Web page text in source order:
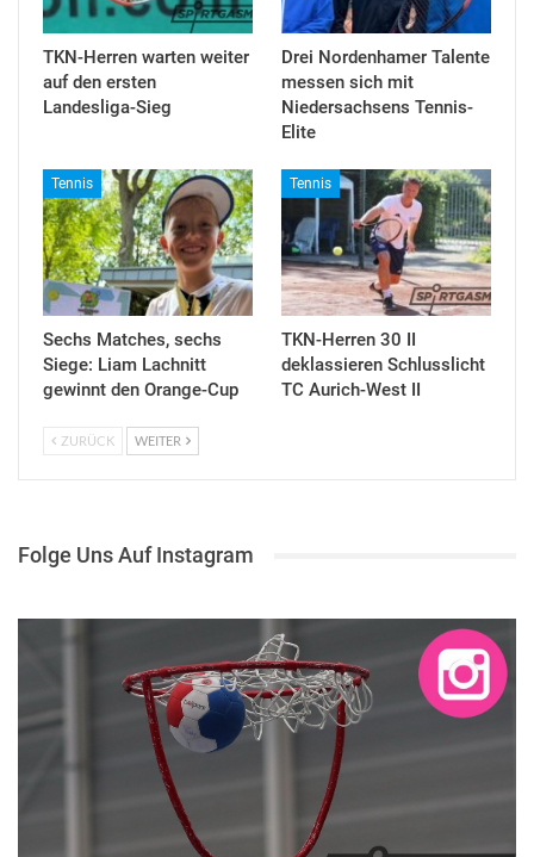
TKN-Herren warten weiter
auf den ersten
Landesliga-Sieg
Drei Nordenhamer Talente
messen sich mit
Niedersachsens Tennis-
Elite
Tennis
Sechs Matches, sechs
Siege: Liam Lachnitt
gewinnt den Orange-Cup
Tennis
TKN-Herren 30 II
deklassieren Schlusslicht
TC Aurich-West II
ZURÜCK WEITER
Folge Uns Auf Instagram